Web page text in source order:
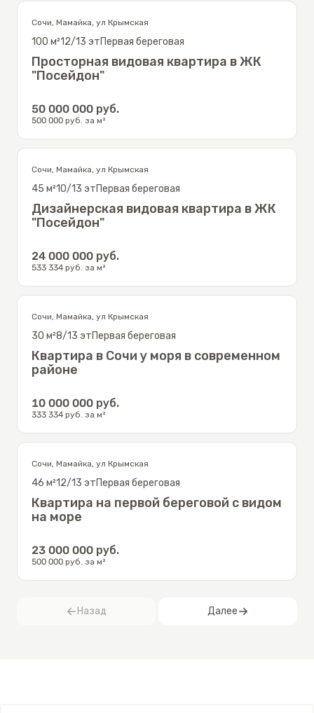
Сочи, Мамайка, ул Крымская
100 м²12/13 этПервая береговая
Просторная видовая квартира в ЖК
"Посейдон"
50 000 000 руб.
500 000 руб. за м²
Сочи, Мамайка, ул Крымская
45 м²10/13 этПервая береговая
Дизайнерская видовая квартира в ЖК
"Посейдон"
24 000 000 руб.
533 334 руб. за м²
Сочи, Мамайка, ул Крымская
30 м²8/13 этПервая береговая
Квартира в Сочи у моря в современном
районе
10 000 000 руб.
333 334 руб. за м²
Сочи, Мамайка, ул Крымская
46 м²12/13 этПервая береговая
Квартира на первой береговой с видом
на море
23 000 000 руб.
500 000 руб. за м²
Назад Далее